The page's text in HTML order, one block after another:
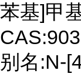
苯基]甲
别名:N-